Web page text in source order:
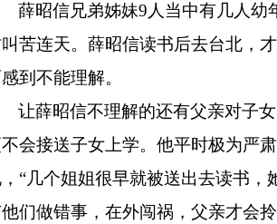
薛昭信兄弟姊妹9人当中有几人幼
苦连天。薛昭信读书后去台北，
到不能理解。
让薛昭信不理解的还有父亲对子
会接送子女上学。他平时极为严
“几个姐姐很早就被送出去读书
们做错事，在外闯祸，父亲才会